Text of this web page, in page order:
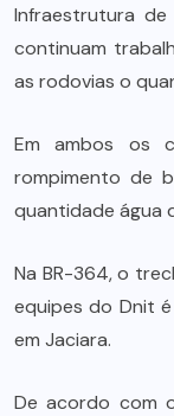
Infraestrutura
continuam
as rodovias o
Em ambos os
rompimento de
quantidade água
Na BR-364, o
equipes do Dnit
em Jaciara.
De acordo com